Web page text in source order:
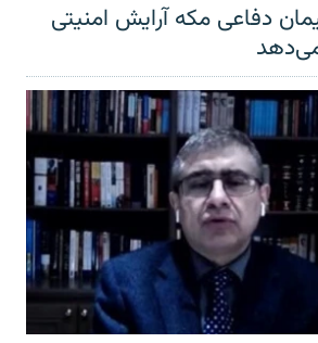
دفاعی مکه آرایش امنیتی